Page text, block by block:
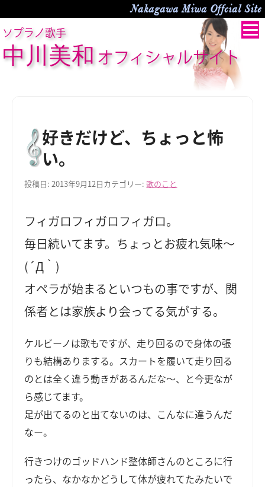
Nakagawa Miwa Offcial Site
ソプラノ歌手
中川美和 オフィシャルサイト
好きだけど、ちょっと怖
い。
投稿日:2013年9月12日カテゴリー:歌のこと
フィガロフィガロフィガロ。
毎日続いてます。ちょっとお疲れ気味～
(´Д｀)
オペラが始まるといつもの事ですが、関
係者とは家族より会ってる気がする。
ケルビーノは歌もですが、走り回るので身体の張
りも結構ありまする。スカートを履いて走り回る
のとは全く違う動きがあるんだな～、と今更なが
ら感じてます。
足が出てるのと出てないのは、こんなに違うんだ
なー。
行きつけのゴッドハンド整体師さんのところに行
ったら、なかなかどうして体が疲れてたみたいで